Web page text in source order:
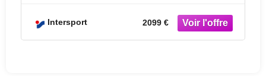
Intersport 2099 €